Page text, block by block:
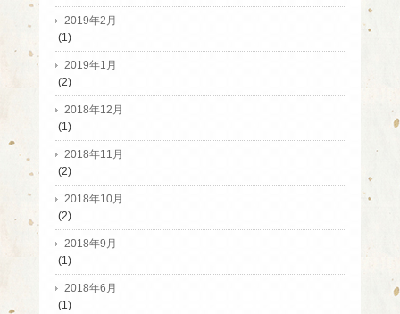
2019年2月
(1)
2019年1月
(2)
2018年12月
(1)
2018年11月
(2)
2018年10月
(2)
2018年9月
(1)
2018年6月
(1)